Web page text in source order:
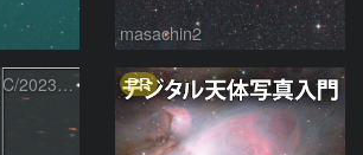
masachin2
パンスターズ彗星 ( C/2023R1 ) ：2026/05/20 PR